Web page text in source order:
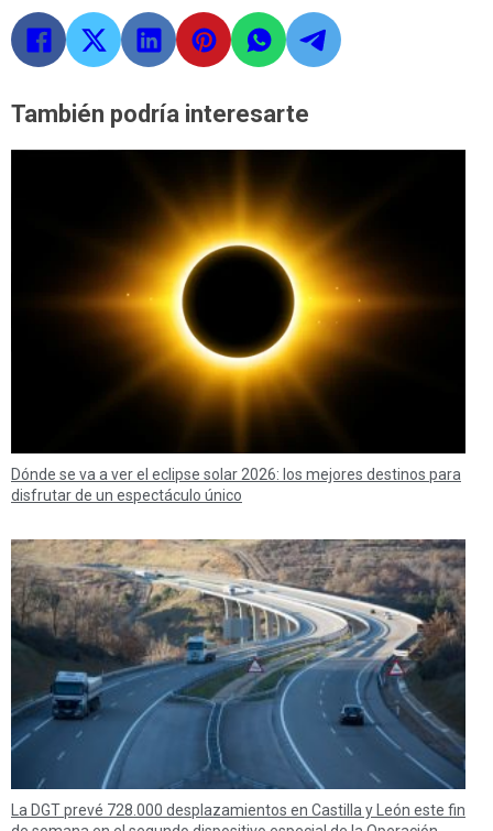
También podría interesarte
Dónde se va a ver el eclipse solar 2026: los mejores destinos para
disfrutar de un espectáculo único
La DGT prevé 728.000 desplazamientos en Castilla y León este fin